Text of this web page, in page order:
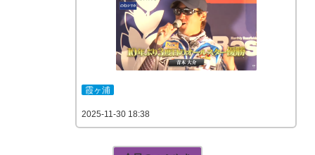
霞ヶ浦
2025-11-30 18:38